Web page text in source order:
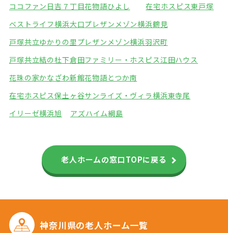
ココファン日吉７丁目花物語ひよし
在宅ホスピス東戸塚
ベストライフ横浜大口プレザンメゾン横浜鶴見
戸塚共立ゆかりの里 プレザンメゾン横浜羽沢町
戸塚共立結の杜下倉田ファミリー・ホスピス江田ハウス
花珠の家かなざわ新館花物語とつか南
在宅ホスピス保土ヶ谷サンライズ・ヴィラ横浜東寺尾
イリーゼ横浜旭
アズハイム綱島
老人ホームの窓口TOPに戻る
神奈川県の老人ホーム一覧